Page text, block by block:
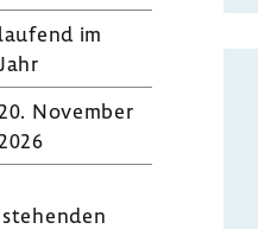
laufend im
20. November
2026